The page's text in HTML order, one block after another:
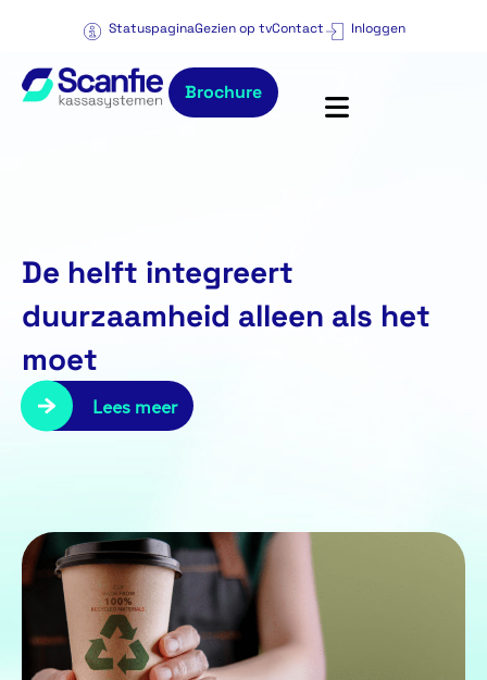
StatuspaginaGezien op tvContact Inloggen
Brochure
De helft integreert
duurzaamheid alleen als het
moet
Lees meer